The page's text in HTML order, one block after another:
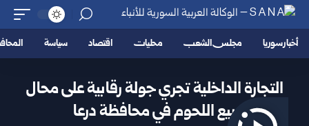
أخبار سوريا مجلس الشعب محليات اقتصاد سياسة
التجارة الداخلية تجري جولة رقابية على محال
بيع اللحوم في محافظة درعا